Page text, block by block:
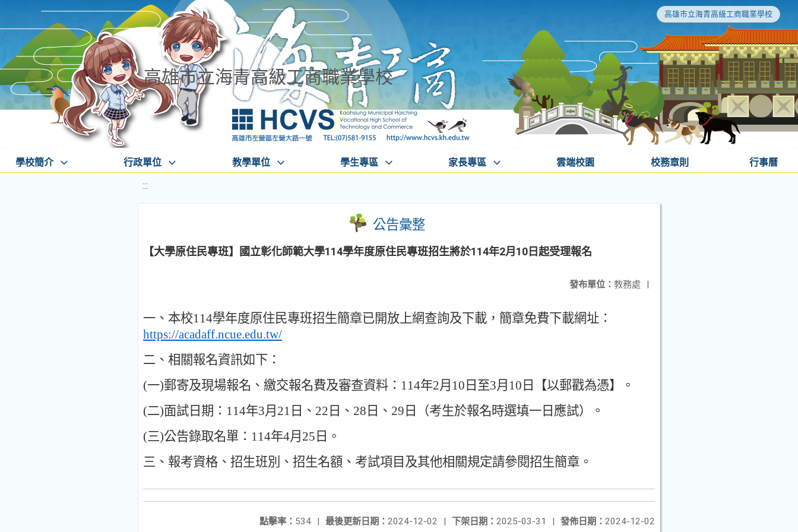
高雄市立海青高級工商職業學校
高雄市立海青高級工商職業學校
學校簡介 行政單位 教學單位 學生專區 家長專區 雲端校園 校務章則 行事曆
:::
公告彙整
【大學原住民專班】國立彰化師範大學114學年度原住民專班招生將於114年2月10日起受理報名
發布單位： 教務處 |
一、本校114學年度原住民專班招生簡章已開放上網查詢及下載 ， 簡章免費下載網址 ：
https://acadaff.ncue.edu.tw/
二 、 相關報名資訊如下 ：
(一)郵寄及現場報名 、 繳交報名費及審查資料 ： 114年2月 10 日至3月 10 日 【以郵戳為憑】。
(二)面試日期 ： 114年3月 21 日 、 22 日 、 28 日 、 29 日 （考生於報名時選填一日應試）。
(三)公告錄取名單 ： 114年4月 25 日 。
三 、 報考資格 、 招生班別 、 招生名額 、 考試項目及其他相關規定請參閱招生簡章 。
發佈日期： 2024-12-02
下架日期： 2025-03-31 |
最後更新日期： 2024-12-02 |
點擊率： 534 |